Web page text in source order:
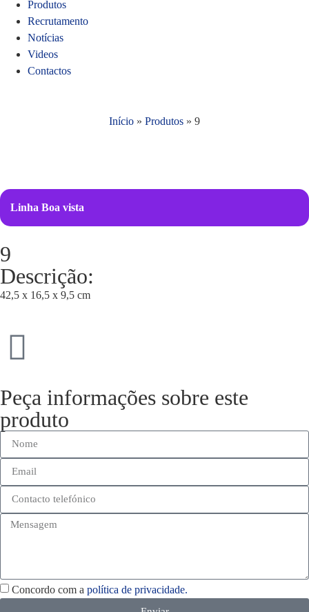
Produtos
Recrutamento
Notícias
Videos
Contactos
Início » Produtos » 9
Linha Boa vista
9
Descrição:
42,5 x 16,5 x 9,5 cm
Peça informações sobre este
produto
Concordo com a política de privacidade.